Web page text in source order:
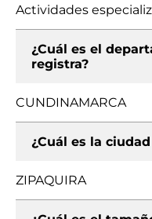
Actividades
¿Cuál es el
registra?
CUNDINAMARCA
¿Cuál es la
ZIPAQUIRA